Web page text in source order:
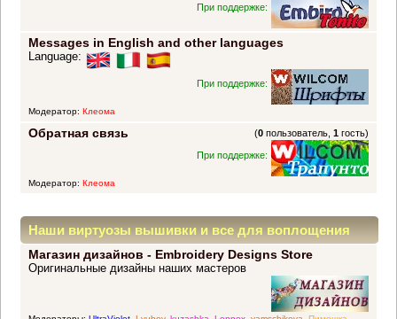
При поддержке:
Messages in English and other languages
Language:
При поддержке:
Модератор: Клеома
Обратная связь (0 пользователь,1 гость)
При поддержке:
Модератор: Клеома
Наши виртуозы вышивки и все для воплощения
прекрасных идей
Магазин дизайнов - Embroidery Designs Store
Оригинальные дизайны наших мастеров